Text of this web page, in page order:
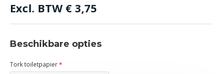
Excl. BTW€ 3,75
Beschikbare opties
Tork toiletpapier